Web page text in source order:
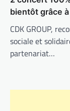
bientôt grâce à
CDK GROUP,
sociale et
partenariat…